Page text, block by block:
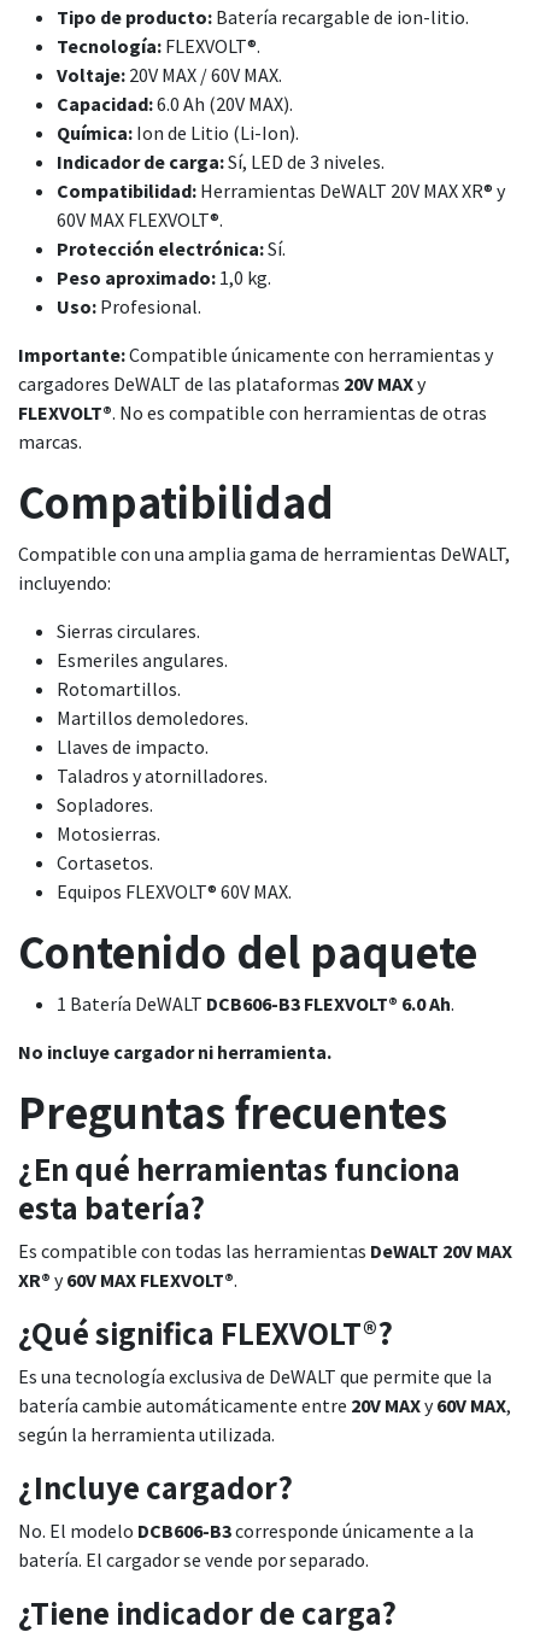
Tipo de producto: Batería recargable de ion-litio.
Tecnología: FLEXVOLT®.
Voltaje: 20V MAX / 60V MAX.
Capacidad:6.0 Ah (20V MAX).
Química: Ion de Litio (Li-Ion).
Indicador de carga:Sí, LED de 3 niveles.
Compatibilidad: Herramientas DeWALT 20V MAX XR® y
60V MAX FLEXVOLT®.
Protección electrónica:Sí.
Peso aproximado: 1,0 kg.
Uso: Profesional.
Importante:Compatible únicamente con herramientas y
cargadores DeWALT de las plataformas 20V MAXy
FLEXVOLT®. No es compatible con herramientas de otras
marcas.
Compatibilidad
Compatible con una amplia gama de herramientas DeWALT,
incluyendo:
Sierras circulares.
Esmeriles angulares.
Rotomartillos.
Martillos demoledores.
Llaves de impacto.
Taladros y atornilladores.
Sopladores.
Motosierras.
Cortasetos.
Equipos FLEXVOLT® 60V MAX.
Contenido del paquete
1 Batería DeWALT DCB606-B3 FLEXVOLT® 6.0 Ah.
No incluye cargador ni herramienta.
Preguntas frecuentes
¿En qué herramientas funciona
esta batería?
Es compatible con todas las herramientas DeWALT 20V MAX
XR® y60V MAX FLEXVOLT®.
¿Qué significa FLEXVOLT®?
Es una tecnología exclusiva de DeWALT que permite que la
batería cambie automáticamente entre 20V MAXy60V MAX,
según la herramienta utilizada.
¿Incluye cargador?
No. El modelo DCB606-B3corresponde únicamente a la
batería. El cargador se vende por separado.
¿Tiene indicador de carga?